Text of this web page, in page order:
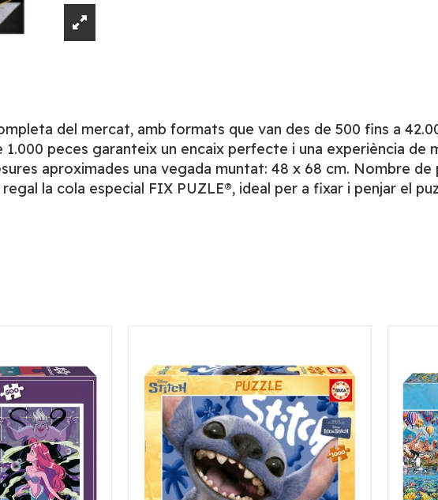
del mercat, amb formats que van des de 500 fins a
peces garanteix un encaix perfecte i una experiència
aproximades una vegada muntat: 48 x 68 cm. Nombre de
la cola especial FIX PUZLE®, ideal per a fixar i penjar el